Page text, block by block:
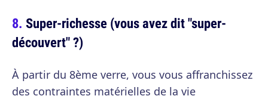
Super-richesse (vous avez dit "super-
découvert" ?)
À partir du 8ème verre, vous vous affranchissez
des contraintes matérielles de la vie